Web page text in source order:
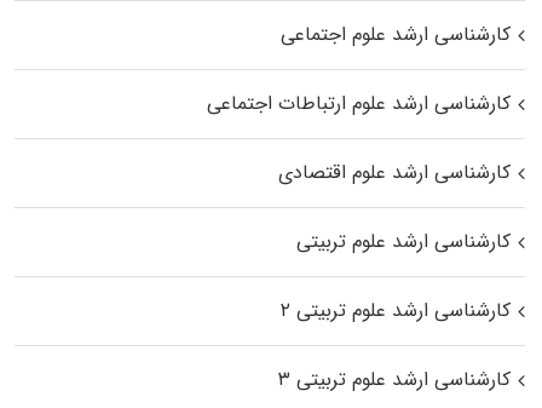
کارشناسی ارشد علوم اجتماعی
کارشناسی ارشد علوم ارتباطات اجتماعی
کارشناسی ارشد علوم اقتصادی
کارشناسی ارشد علوم تربیتی
کارشناسی ارشد علوم تربیتی ۲
کارشناسی ارشد علوم تربیتی ۳